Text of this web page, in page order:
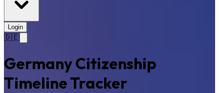
Login
🇩🇪
Germany Citizenship
Timeline Tracker